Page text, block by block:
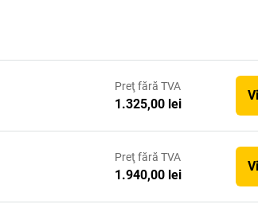
Preţ fără TVA
1.325,00 lei
Preţ fără TVA
1.940,00 lei